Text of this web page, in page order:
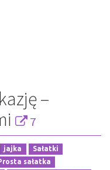
–
7
jajka
Sałatki
sałatka